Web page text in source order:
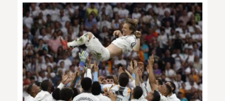
INSÓLITAS
MULTIMEDIA
IMPRESO